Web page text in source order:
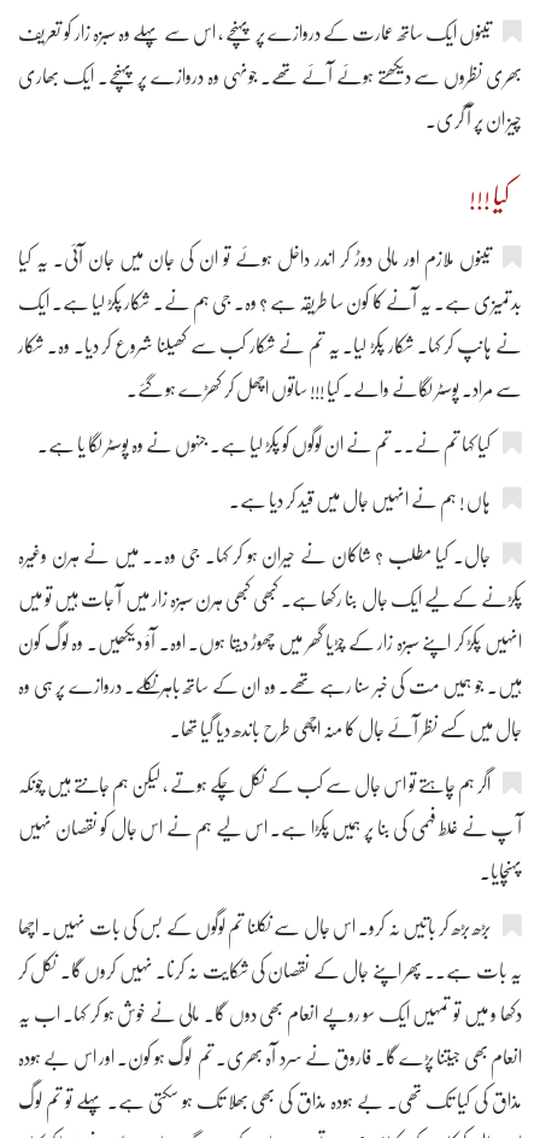
تینوں ایک ساتھ عمارت کے دروازے پر پہنچے ، اس سے پہلے وہ سبزہ زار کو تعریف
بھری نظروں سے دیکھتے ہوئے آئے تھے۔ جونہی وہ دروازے پر پہنچے۔ ایک بھاری
چیز ان پر آ گری۔
کیا !!!
تینوں ملازم اور مالی دوڑ کر اندر داخل ہوئے تو ان کی جان میں جان آئی۔ یہ کیا
بدتمیزی ہے۔ یہ آنے کا کون سا طریقہ ہے ؟ وہ۔ جی ہم نے۔ شکار پکڑ لیا ہے۔ ایک
نے ہانپ کر کہا۔ شکار پکڑ لیا۔ یہ تم نے شکار کب سے کھیلنا شروع کر دیا۔ وہ۔ شکار
سے مراد۔ پوسٹر لگانے والے۔ کیا !!! ساتوں اچھل کر کھڑے ہو گئے۔
کیا کہا تم نے۔۔ تم نے ان لوگوں کو پکڑ لیا ہے۔ جنہوں نے وہ پوسٹر لگا یا ہے۔
ہاں ! ہم نے انہیں جال میں قید کر دیا ہے۔
جال۔ کیا مطلب ؟ شاکان نے حیران ہو کر کہا۔ جی وہ۔۔ میں نے ہرن وغیرہ
پکڑنے کے لیے ایک جال بنا رکھا ہے۔ کبھی کبھی ہرن سبزہ زار میں آ جات ہیں تو میں
انہیں پکڑ کر اپنے سبزہ زار کے چڑیا گھر میں چھوڑ دیتا ہوں۔ اوہ۔ آؤ دیکھیں۔ وہ لوگ کون
ہیں۔ جو ہمیں مت کی خبر سنا رہے تھے۔ وہ ان کے ساتھ باہر نکلے۔ دروازے پر ہی وہ
جال میں کسے نظر آئے جال کا منہ اچھی طرح باندھ دیا گیا تھا۔
اگر ہم چاہتے تو اس جال سے کب کے نکل چکے ہوتے ، لیکن ہم جانتے ہیں چونکہ
آ پ نے غلط فہمی کی بنا پر ہمیں پکڑا ہے۔ اس لیے ہم نے اس جال کو نقصان نہیں
پہنچایا۔
بڑھ بڑھ کر باتیں نہ کرو۔ اس جال سے نکلنا تم لوگوں کے بس کی بات نہیں۔ اچھا
یہ بات ہے۔۔ پھر اپنے جال کے نقصان کی شکایت نہ کرنا۔ نہیں کروں گا۔ نکل کر
دکھا و میں تو تمہیں ایک سو روپے انعام بھی دوں گا۔ مالی نے خوش ہو کر کہا۔ اب یہ
انعام بھی جیتنا پڑے گا۔ فاروق نے سرد آہ بھری۔ تم لوگ ہو کون۔ اور اس بے ہودہ
مذاق کی کیا تک تھی۔ بے ہودہ مذاق کی بھی بھلا تک ہو سکتی ہے۔ پہلے تو تم لوگ